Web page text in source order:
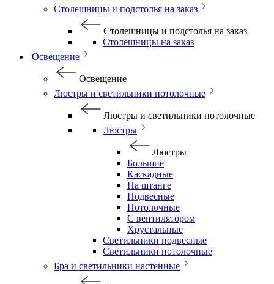
Столешницы и подстолья на заказ
Столешницы и подстолья на заказ
Столешницы на заказ
Освещение
Освещение
Люстры и светильники потолочные
Люстры и светильники потолочные
Люстры
Люстры
Большие
Каскадные
На штанге
Подвесные
Потолочные
С вентилятором
Хрустальные
Светильники подвесные
Светильники потолочные
Бра и светильники настенные